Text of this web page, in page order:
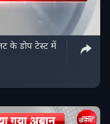
के डोप टेस्ट में